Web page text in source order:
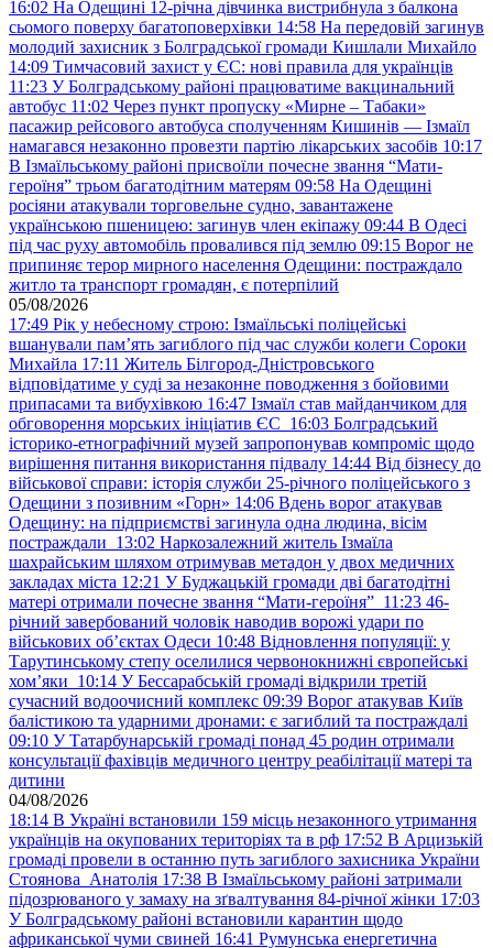
16:02 На Одещині 12-річна дівчинка вистрибнула з балкона
сьомого поверху багатоповерхівки 14:58 На передовій загинув
молодий захисник з Болградської громади Кишлали Михайло
14:09 Тимчасовий захист у ЄС: нові правила для українців
11:23 У Болградському районі працюватиме вакцинальний
автобус 11:02 Через пункт пропуску «Мирне – Табаки»
пасажир рейсового автобуса сполученням Кишинів — Ізмаїл
намагався незаконно провезти партію лікарських засобів 10:17
В Ізмаїльському районі присвоїли почесне звання “Мати-
героїня” трьом багатодітним матерям 09:58 На Одещині
росіяни атакували торговельне судно, завантажене
українською пшеницею: загинув член екіпажу 09:44 В Одесі
під час руху автомобіль провалився під землю 09:15 Ворог не
припиняє терор мирного населення Одещини: постраждало
житло та транспорт громадян, є потерпілий
05/08/2026
17:49 Рік у небесному строю: Ізмаїльські поліцейські
вшанували пам’ять загиблого під час служби колеги Сороки
Михайла 17:11 Житель Білгород-Дністровського
відповідатиме у суді за незаконне поводження з бойовими
припасами та вибухівкою 16:47 Ізмаїл став майданчиком для
обговорення морських ініціатив ЄС 16:03 Болградський
історико-етнографічний музей запропонував компроміс щодо
вирішення питання використання підвалу 14:44 Від бізнесу до
військової справи: історія служби 25-річного поліцейського з
Одещини з позивним «Горн» 14:06 Вдень ворог атакував
Одещину: на підприємстві загинула одна людина, вісім
постраждали 13:02 Наркозалежний житель Ізмаїла
шахрайським шляхом отримував метадон у двох медичних
закладах міста 12:21 У Буджацькій громади дві багатодітні
матері отримали почесне звання “Мати-героїня” 11:23 46-
річний завербований чоловік наводив ворожі удари по
військових обʼєктах Одеси 10:48 Відновлення популяції: у
Тарутинському степу оселилися червонокнижні європейські
хом’яки 10:14 У Бессарабській громаді відкрили третій
сучасний водоочисний комплекс 09:39 Ворог атакував Київ
балістикою та ударними дронами: є загиблий та постраждалі
09:10 У Татарбунарській громаді понад 45 родин отримали
консультації фахівців медичного центру реабілітації матері та
дитини
04/08/2026
18:14 В Україні встановили 159 місць незаконного утримання
українців на окупованих територіях та в рф 17:52 В Арцизькій
громаді провели в останню путь загиблого захисника України
Стоянова Анатолія 17:38 В Ізмаїльському районі затримали
підозрюваного у замаху на зґвалтування 84-річної жінки 17:03
У Болградському районі встановили карантин щодо
африканської чуми свиней 16:41 Румунська енергетична